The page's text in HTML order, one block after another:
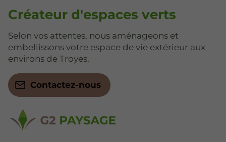
Créateur d'espaces verts
Selon vos attentes, nous aménageons et
embellissons votre espace de vie extérieur aux
environs de Troyes.
Contactez-nous